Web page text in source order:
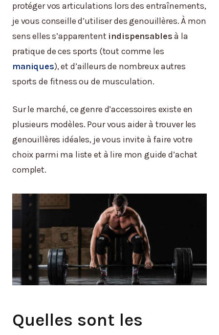
protéger vos articulations lors des entraînements,
je vous conseille d’utiliser des genouillères. À mon
sens elles s’apparentent indispensablesà la
pratique de ces sports (tout comme les
maniques), et d’ailleurs de nombreux autres
sports de fitness ou de musculation.
Sur le marché, ce genre d’accessoires existe en
plusieurs modèles. Pour vous aider à trouver les
genouillères idéales, je vous invite à faire votre
choix parmi ma liste et à lire mon guide d’achat
complet.
Quelles sont les